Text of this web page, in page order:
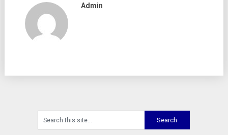
Admin